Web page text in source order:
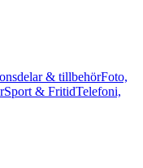
& tillbehörFoto,
Sport & FritidTelefoni,